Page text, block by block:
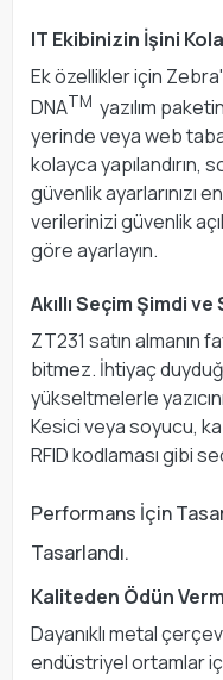
IT Ekibinizin İşini
Ek özellikler için
DNATM yazılım
yerinde veya web
kolayca yapılandırın,
güvenlik ayarlarınızı
verilerinizi güvenlik
göre ayarlayın.
Akıllı Seçim Şimdi
ZT231 satın almanın
bitmez. İhtiyaç
yükseltmelerle
Kesici veya soyucu,
RFID kodlaması gibi
Performans İçin
Tasarlandı.
Kaliteden Ödün
Dayanıklı metal
endüstriyel ortamlar